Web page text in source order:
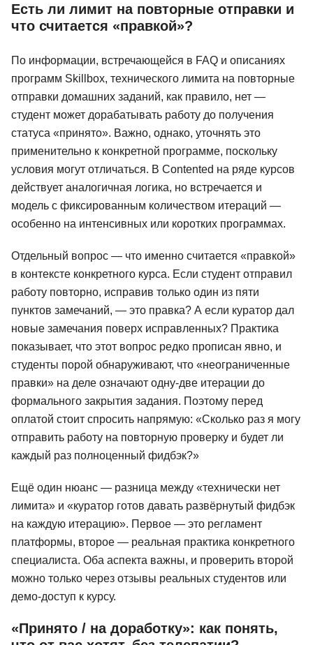
Есть ли лимит на повторные отправки и
что считается «правкой»?
По информации, встречающейся в FAQ и описаниях
программ Skillbox, технического лимита на повторные
отправки домашних заданий, как правило, нет —
студент может дорабатывать работу до получения
статуса «принято». Важно, однако, уточнять это
применительно к конкретной программе, поскольку
условия могут отличаться. В Contented на ряде курсов
действует аналогичная логика, но встречается и
модель с фиксированным количеством итераций —
особенно на интенсивных или коротких программах.
Отдельный вопрос — что именно считается «правкой»
в контексте конкретного курса. Если студент отправил
работу повторно, исправив только один из пяти
пунктов замечаний, — это правка? А если куратор дал
новые замечания поверх исправленных? Практика
показывает, что этот вопрос редко прописан явно, и
студенты порой обнаруживают, что «неограниченные
правки» на деле означают одну-две итерации до
формального закрытия задания. Поэтому перед
оплатой стоит спросить напрямую: «Сколько раз я могу
отправить работу на повторную проверку и будет ли
каждый раз полноценный фидбэк?»
Ещё один нюанс — разница между «технически нет
лимита» и «куратор готов давать развёрнутый фидбэк
на каждую итерацию». Первое — это регламент
платформы, второе — реальная практика конкретного
специалиста. Оба аспекта важны, и проверить второй
можно только через отзывы реальных студентов или
демо-доступ к курсу.
«Принято / на доработку»: как понять,
курс
дизайна
Plus